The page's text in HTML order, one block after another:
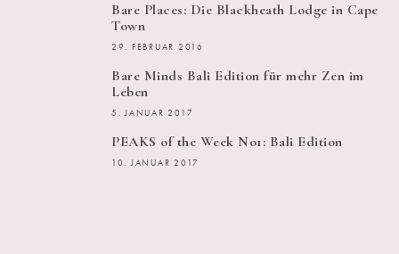
Bare Places: Die Blackheath Lodge in Cape
Town
29. FEBRUAR 2016
Bare Minds Bali Edition für mehr Zen im
Leben
5. JANUAR 2017
PEAKS of the Week No1: Bali Edition
10. JANUAR 2017